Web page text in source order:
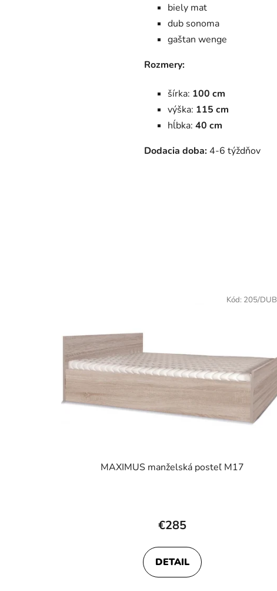
biely mat
dub sonoma
gaštan wenge
Rozmery:
šírka: 100 cm
výška: 115 cm
hĺbka:40 cm
Dodacia doba: 4-6 týždňov
MAXIMUS manželská posteľ M17
€285
DETAIL
Kód: 205/DUB